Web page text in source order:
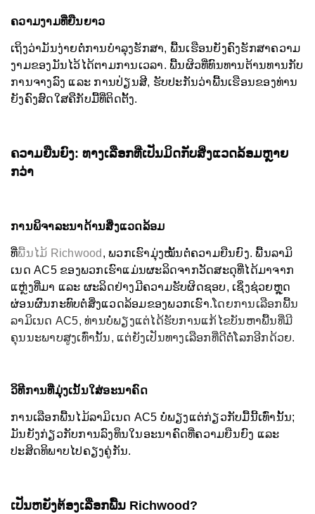
ຄວາມງາມທີ່ຍືນຍາວ
ເຖິງວ່າມັນງ່າຍຕໍ່ການບຳລຸງຮັກສາ, ພື້ນເຮືອນຍັງຄົງຮັກສາຄວາມ
ງາມຂອງມັນໄວ້ໄດ້ຕາມການເວລາ. ພື້ນຜິວທີ່ທົນທານຕ້ານທານກັບ
ການຈາງລົງ ແລະ ການປ່ຽນສີ, ຮັບປະກັນວ່າພື້ນເຮືອນຂອງທ່ານ
ຍັງຄົງສົດໃສຄືກັບມື້ທີ່ຕິດຕັ້ງ.
ຄວາມຍືນຍົງ: ທາງເລືອກທີ່ເປັນມິດກັບສິ່ງແວດລ້ອມຫຼາຍ
ກວ່າ
ການພິຈາລະນາດ້ານສິ່ງແວດລ້ອມ
ທີ່ພື້ນໄມ້ Richwood , ພວກເຮົາມຸ່ງໝັ້ນຕໍ່ຄວາມຍືນຍົງ. ພື້ນລາມິ
ເນດ AC5 ຂອງພວກເຮົາແມ່ນຜະລິດຈາກວັດສະດຸທີ່ໄດ້ມາຈາກ
ແຫຼ່ງທີ່ມາ ແລະ ຜະລິດຢ່າງມີຄວາມຮັບຜິດຊອບ, ເຊິ່ງຊ່ວຍຫຼຸດ
ຜ່ອນຜົນກະທົບຕໍ່ສິ່ງແວດລ້ອມຂອງພວກເຮົາ.ໂດຍການເລືອກພື້ນ
ລາມິເນດ AC5, ທ່ານບໍ່ພຽງແຕ່ໄດ້ຮັບການແກ້ໄຂບັນຫາພື້ນທີ່ມີ
ຄຸນນະພາບສູງເທົ່ານັ້ນ, ແຕ່ຍັງເປັນທາງເລືອກທີ່ດີຕໍ່ໂລກອີກດ້ວຍ.
ວິທີການທີ່ມຸ່ງເນັ້ນໃສ່ອະນາຄົດ
ການເລືອກພື້ນໄມ້ລາມິເນດ AC5 ບໍ່ພຽງແຕ່ກ່ຽວກັບມື້ນີ້ເທົ່ານັ້ນ;
ມັນຍັງກ່ຽວກັບການລົງທຶນໃນອະນາຄົດທີ່ຄວາມຍືນຍົງ ແລະ
ປະສິດທິພາບໄປຄຽງຄູ່ກັນ.
ເປັນຫຍັງຕ້ອງເລືອກພື້ນ Richwood?